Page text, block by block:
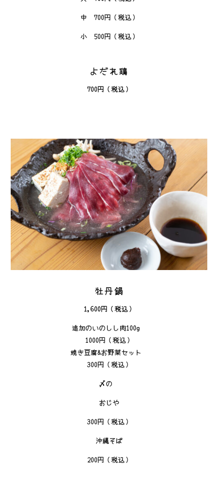
中 700円（税込）
小 500円（税込）
よだれ鶏
700円（税込）
牡丹鍋
1,600円（税込）
追加のいのしし肉100g
1000円（税込）
焼き豆腐&お野菜セット
300円（税込）
〆の
おじや
300円（税込）
沖縄そば
200円（税込）